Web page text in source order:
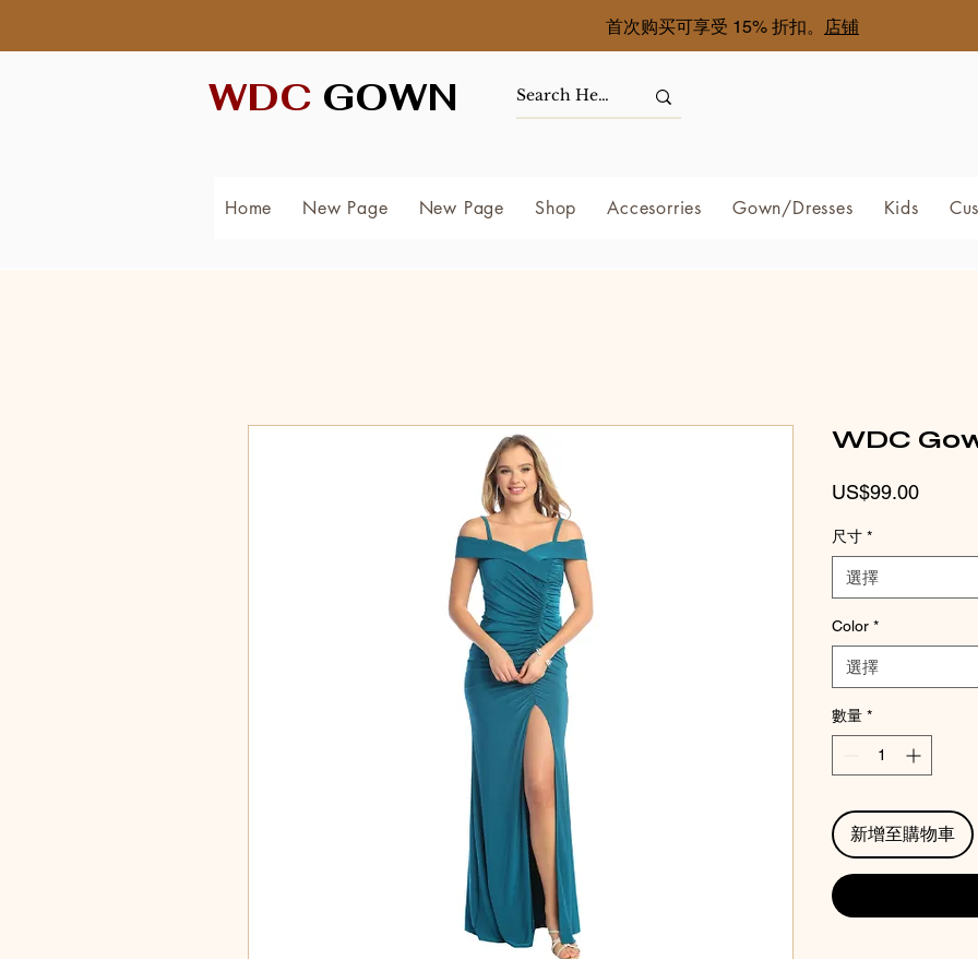
首次购买可享受 15% 折扣。 店铺
WDC GOWN
Home New Page New Page Shop Accesorries Gown/Dresses Kids
WDC
US$99.00價
尺寸 *
選擇
Color *
選擇
數量 *
新增至購物車